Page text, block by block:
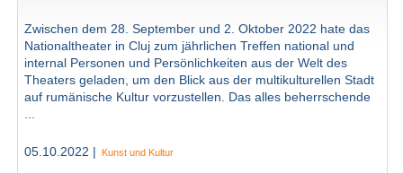
Zwischen dem 28. September und 2. Oktober 2022 hate das
Nationaltheater in Cluj zum jährlichen Treffen national und
internal Personen und Persönlichkeiten aus der Welt des
Theaters geladen, um den Blick aus der multikulturellen Stadt
auf rumänische Kultur vorzustellen. Das alles beherrschende
05.10.2022 | Kunst und Kultur